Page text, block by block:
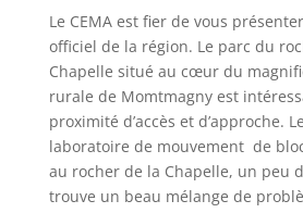
Le CEMA est fier de vous
officiel de la région. Le parc du
Chapelle situé au cœur du
rurale de Momtmagny est
proximité d’accès et d’approche.
laboratoire de mouvement de
au rocher de la Chapelle, un peu
trouve un beau mélange de